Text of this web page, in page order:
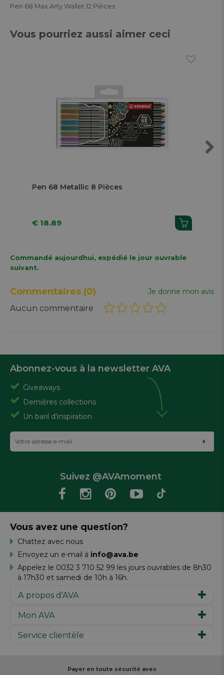
Pen 68 Max Arty Wallet 12 Pièces
Vous pourriez aussi aimer ceci
Pen 68 Metallic 8 Pièces
€ 18.89
Commandé aujourdhui, expédié le jour ouvrable
suivant.
Commentaires (0) Je donne mon avis
Aucun commentaire
Abonnez-vous à la newsletter AVA
Giveaways
Dernières collections
Un baril d'inspiration
Suivez @AVAmoment
A propos d'AVA
Notre histoire
Travailler chez AVA
Mon AVA
Inspiration
Réalisez votre création
Service clientèle
Votre paiement
Vous avez une question?
Chattez avec nous
Envoyez un e-mail à info@ava.be
Appelez le 0032 3 710 52 99 les jours ouvrables de 8h30
à 17h30 et samedi de 10h à 16h.
Payer en toute sécurité avec